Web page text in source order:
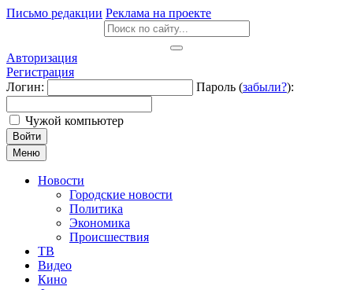
Письмо редакции Реклама на проекте
Авторизация
Регистрация
Логин:
Пароль (забыли?):
Чужой компьютер
Войти
Меню
Новости
Городские новости
Политика
Экономика
Происшествия
ТВ
Видео
Кино